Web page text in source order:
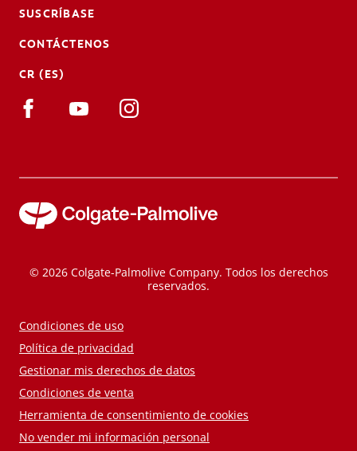
SUSCRÍBASE
CONTÁCTENOS
CR (ES)
© 2026 Colgate-Palmolive Company. Todos los derechos
reservados.
Condiciones de uso
Política de privacidad
Gestionar mis derechos de datos
Condiciones de venta
Herramienta de consentimiento de cookies
No vender mi información personal